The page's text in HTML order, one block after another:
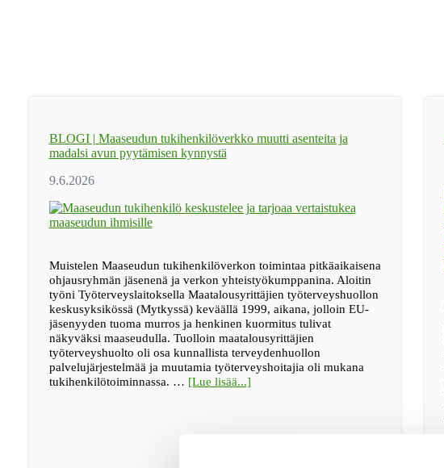
BLOGI | Maaseudun tukihenkilöverkko muutti asenteita ja
madalsi avun pyytämisen kynnystä
Muistelen Maaseudun tukihenkilöverkon toimintaa pitkäaikaisena
ohjausryhmän jäsenenä ja verkon yhteistyökumppanina. Aloitin
työni Työterveyslaitoksella Maatalousyrittäjien työterveyshuollon
keskusyksikössä (Mytkyssä) keväällä 1999, aikana, jolloin EU-
jäsenyyden tuoma murros ja henkinen kuormitus tulivat
näkyväksi maaseudulla. Tuolloin maatalousyrittäjien
työterveyshuolto oli osa kunnallista terveydenhuollon
palvelujärjestelmää ja muutamia työterveyshoitajia oli mukana
tukihenkilötoiminnassa. … [Lue lisää...]tietoaBLOGI